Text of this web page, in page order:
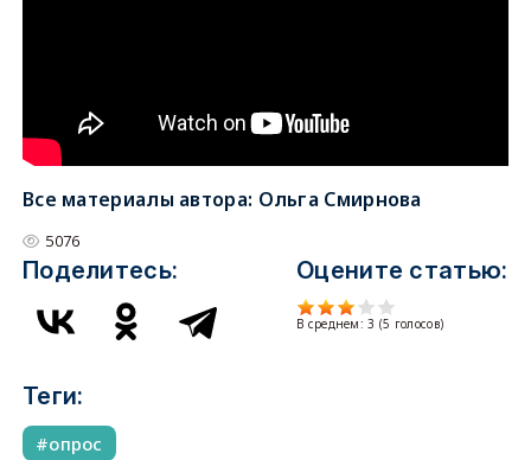
Все материалы автора: Ольга Смирнова
5076
Поделитесь: Оцените статью:
В среднем:3 (5 голосов)
Теги:
опрос